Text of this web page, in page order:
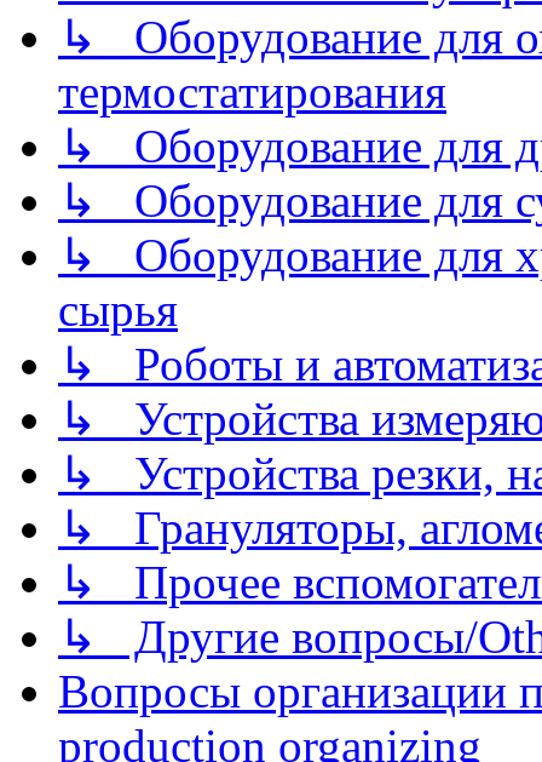
↳ Оборудование для
термостатирования
↳ Оборудование для
↳ Оборудование для
↳ Оборудование для
сырья
↳ Роботы и
↳ Устройства
↳ Устройства резки,
↳ Грануляторы,
↳ Прочее
↳ Другие вопросы/
Вопросы организации
production organizing